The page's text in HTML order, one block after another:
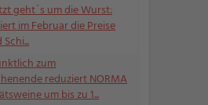
geht´s um die Wurst:
im Februar die Preise
zum
reduziert NORMA
um bis zu 1...